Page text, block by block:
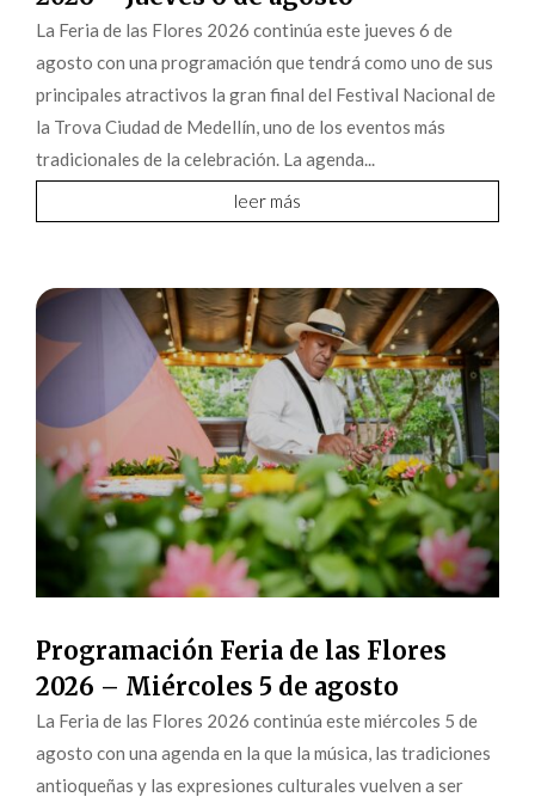
La Feria de las Flores 2026 continúa este jueves 6 de
agosto con una programación que tendrá como uno de sus
principales atractivos la gran final del Festival Nacional de
la Trova Ciudad de Medellín, uno de los eventos más
tradicionales de la celebración. La agenda...
leer más
Programación Feria de las Flores
2026 – Miércoles 5 de agosto
La Feria de las Flores 2026 continúa este miércoles 5 de
agosto con una agenda en la que la música, las tradiciones
antioqueñas y las expresiones culturales vuelven a ser